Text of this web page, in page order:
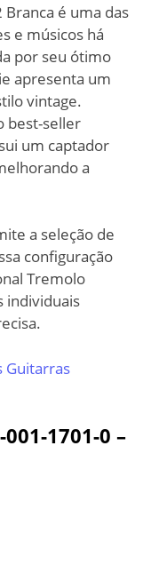
Branca é uma das
e músicos há
por seu ótimo
apresenta um
vintage.
best-seller
um captador
a
a seleção de
configuração
Tremolo
individuais
Guitarras
1701-0 –